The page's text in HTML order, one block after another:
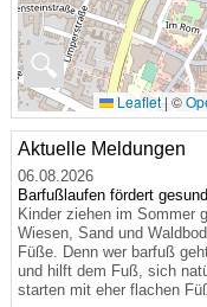
🔍
Leaflet| ©
Aktuelle Meldungen
06.08.2026
Barfußlaufen fördert
Kinder ziehen im Sommer
Wiesen, Sand und
Füße. Denn wer barfuß
und hilft dem Fuß, sich
starten mit eher flachen